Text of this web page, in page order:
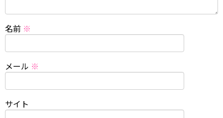
名前 ※
メール ※
サイト